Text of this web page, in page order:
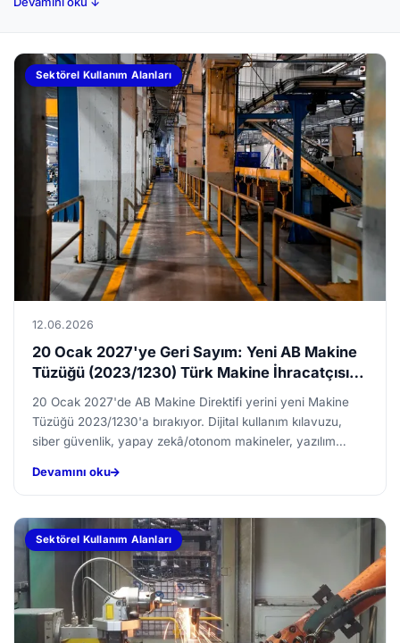
ekipman seçimi, özel aksesuar konfigürasyonları (kırıcı, hidrolik
makas, magnet kepçe, sıyırıcı), proje süre-maliyet planlamaları,
vardiya yönetimi ve operasyonel güvenlik standartları
yazılarımızın temel başlıklarındandır. Türkiye’deki büyük altyapı
projeleri ve uluslararası şantiyeler de bu konuda işlenir.
Sektörel Kullanım Alanları
12.06.2026
20 Ocak 2027'ye Geri Sayım: Yeni AB Makine
Tüzüğü (2023/1230) Türk Makine İhracatçısı
20 Ocak 2027'de AB Makine Direktifi yerini yeni Makine
Tüzüğü 2023/1230'a bırakıyor. Dijital kullanım kılavuzu,
siber güvenlik, yapay zekâ/otonom makineler, yazılım
Devamını oku
Sektörel Kullanım Alanları